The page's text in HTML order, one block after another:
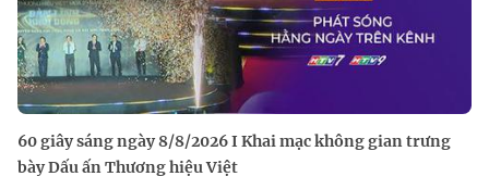
60 giây sáng ngày 8/8/2026 I Khai mạc không gian trưng
bày Dấu ấn Thương hiệu Việt